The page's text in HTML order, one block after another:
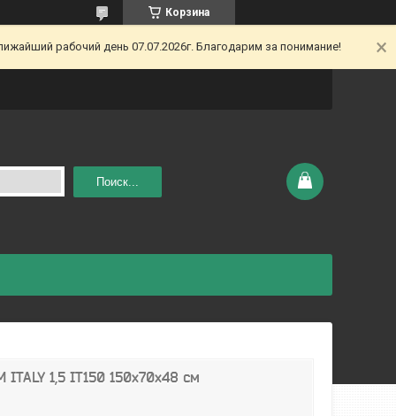
Корзина
рабочий день 07.07.2026г. Благодарим за понимание!
Поиск...
1,5 IT150 150х70х48 см